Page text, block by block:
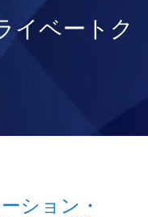
イベートク
ション・